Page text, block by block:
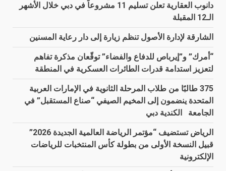
دانوب العقارية تعلن تسليم 11 مشروعاً في دبي خلال الأشهر
الـ12 المقبلة
الشارقة لإدارة الأصول تنظم زيارة إلى دار رعاية المسنين
“أمرك” و”إيرباص للدفاع والفضاء” توقّعان مذكرة تفاهم
لتعزيز استدامة قدرات الطائرات العسكرية في المنطقة
375 طالبًا من طلاب المرحلة الثانوية في الإمارات العربية
المتحدة ينضمون إلى المخيم الصيفي “صناع المستقبل” في
الجامعة الكندية دبي
الرياض تستضيف “مؤتمر الرياضة العالمية الجديدة 2026”
قبيل النسخة الأولى من بطولة كأس المنتخبات للرياضات
الإلكترونية